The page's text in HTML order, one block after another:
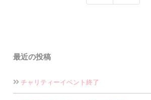
最近の投稿
チャリティーイベント終了